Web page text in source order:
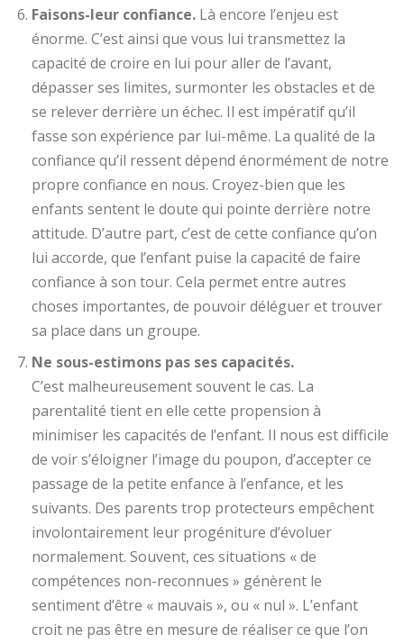
Faisons-leur confiance. Là encore l’enjeu est
énorme. C’est ainsi que vous lui transmettez la
capacité de croire en lui pour aller de l’avant,
dépasser ses limites, surmonter les obstacles et de
se relever derrière un échec. Il est impératif qu’il
fasse son expérience par lui-même. La qualité de la
confiance qu’il ressent dépend énormément de notre
propre confiance en nous. Croyez-bien que les
enfants sentent le doute qui pointe derrière notre
attitude. D’autre part, c’est de cette confiance qu’on
lui accorde, que l’enfant puise la capacité de faire
confiance à son tour. Cela permet entre autres
choses importantes, de pouvoir déléguer et trouver
sa place dans un groupe.
Ne sous-estimons pas ses capacités.
C’est malheureusement souvent le cas. La
parentalité tient en elle cette propension à
minimiser les capacités de l’enfant. Il nous est difficile
de voir s’éloigner l’image du poupon, d’accepter ce
passage de la petite enfance à l’enfance, et les
suivants. Des parents trop protecteurs empêchent
involontairement leur progéniture d’évoluer
normalement. Souvent, ces situations « de
compétences non-reconnues » génèrent le
sentiment d’être « mauvais », ou « nul ». L’enfant
croit ne pas être en mesure de réaliser ce que l’on